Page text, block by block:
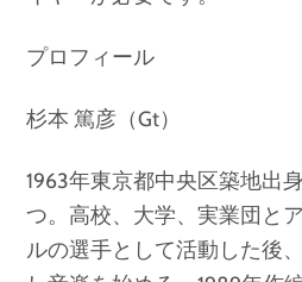
プロフィール
杉本 篤彦（Gt）
1963年東京都中央区築地出
つ。高校、大学、実業団と
ルの選手として活動した後